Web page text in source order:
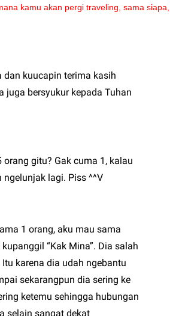
kamu akan pergi traveling, sama
dan kuucapin terima kasih
juga bersyukur kepada Tuhan
gitu? Gak cuma 1, kalau
ngelunjak lagi. Piss ^^V
1 orang, aku mau sama
“Kak Mina”. Dia salah
karena dia udah ngebantu
sekarangpun dia sering ke
ketemu sehingga hubungan
selain sangat dekat